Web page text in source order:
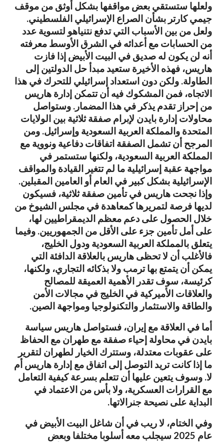
ولعلها ستستقي بعض مواقفها بشكل أوثق من موقف
جيمي كارتر بشأن الصراع الإسرائيلي الفلسطيني.
ولعل من بين الأسباب التي تدفع نتنياهو لتسوية عدد
من الحسابات مع أعدائه في الشرق الأوسط معرفته
أنه لن يكون له صديق في البيت الأبيض إذا فازت
هاريس، فهذه الأخيرة ستعيد مبدأ حل الدولتين إلى
الطاولة. ولكن دون استعداد إسرائيلي للتحرك في هذا
الاتجاه، فمن المشكوك فيه أن تتمكن إدارة هاريس
من إحراز تقدم يذكر في هذا المضمار. وستواصل
محاولات إدارة بايدن لإبرام صفقة ثلاثية بين الولايات
المتحدة والمملكة العربية السعودية وإسرائيل. ومن
المرجح أن تشمل الصفقة اتفاقات دفاعية ونووية مع
المملكة العربية السعودية، ولكنها ستستمر في
مواجهة عقبة إسرائيلية ما لم تتغير القيادة والمواقف
الإسرائيلية بشكل كبير في العام أو العامين المقبلين.
وإذا نجحت هاريس في تأمين صفقة ثلاثية، فسيكون
لديها فرصة لتمريرها كمعاهدة في مجلس الشيوخ من
خلال الحصول على دعم معظم الديمقراطيين لها،
على أمل تأمين جزء على الأقل من الجمهوريين. وفيما
يتعلق بالمملكة العربية السعودية ودول الخليج،
فالأغلب أن لا تحظى هاريس بالعلاقة الدافئة التي
يمكن أن يتمتع بها ترمب ولا بذكائه التجاري، ولكنها،
كرئيسة، سوف تقدر الأهمية العميقة للمصالح
والعلاقات الأميركية في الخليج في مجالات الأمن
والطاقة والاستثمار والتكنولوجيا ومواجهة الصين.
أما في العلاقة مع إيران، فستواصل هاريس سياسة
بايدن في محاولة إحياء صفقة مع طهران مع الحفاظ
على عقوبات معتدلة، وستترك الخيار لطهران لتقرير
ما إذا كانت تريد التوصل إلى اتفاق مع إدارة هاريس أم
لا. وسوف يتعين عليها أن تتعلم بسرعة كيفية التعامل
مع القرارات العسكرية، ولا بأس من الاعتماد في
البداية على نصيحة جنرالاتها.
وفي الختام، لا ريب في أن شاغل البيت الأبيض في
عام 2025 سيجلب معه أسلوبا مختلفا وبعض